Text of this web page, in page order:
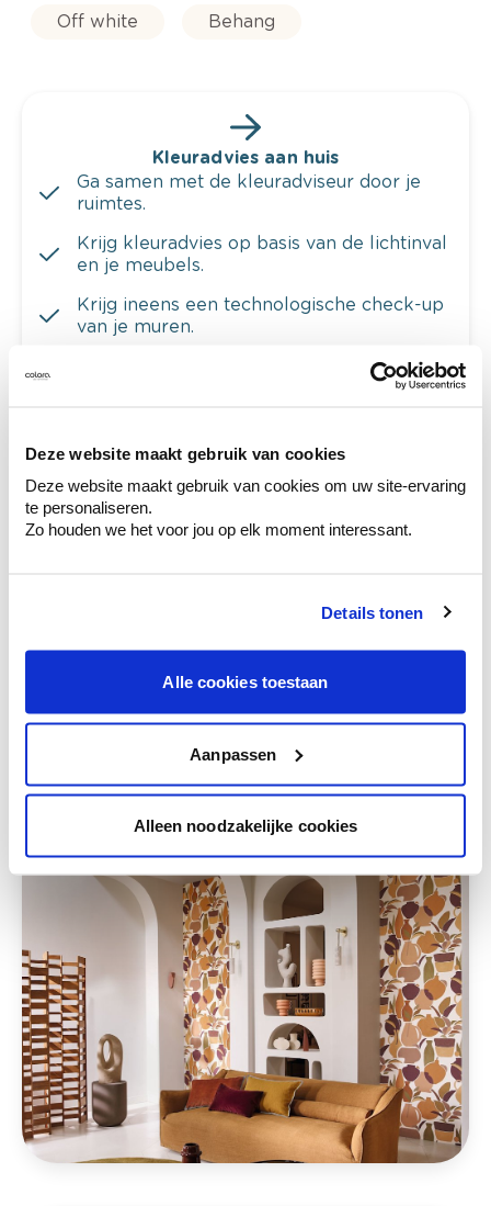
Deze website maakt gebruik van cookies
Deze website maakt gebruik van cookies om uw site-ervaring
te personaliseren.
Zo houden we het voor jou op elk moment interessant.
Details tonen
Alle cookies toestaan
Aanpassen
Alleen noodzakelijke cookies
Off white Behang
Kleuradvies aan huis
Ga samen met de kleuradviseur door je
ruimtes.
Krijg kleuradvies op basis van de lichtinval
en je meubels.
Krijg ineens een technologische check-up
van je muren.
Bekijk je kleur in de winkel
Ontdek er kleurechte stalen van je
kleurenselectie.
Bekijk er de bijhorende tinten om je kleur
Krijg persoonlijk advies om kleuren te